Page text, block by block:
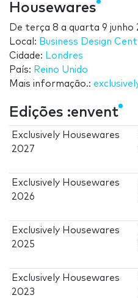
Housewares
De terça 8 a quarta 9 junho
Local: Business Design
Cidade: Londres
País: Reino Unido
Mais informação.:
Edições :envent
Exclusively Housewares
2027
Exclusively Housewares
2026
Exclusively Housewares
2025
Exclusively Housewares
2023